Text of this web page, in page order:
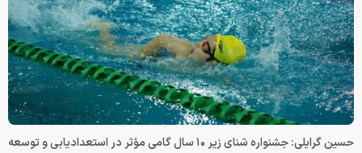
حسین گرایلی: جشنواره شنای زیر ۱۰ سال گامی مؤثر در استعدادیابی و توسعه